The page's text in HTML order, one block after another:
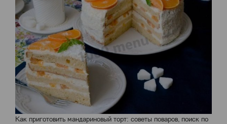
Как приготовить мандариновый торт: советы поваров, поиск по